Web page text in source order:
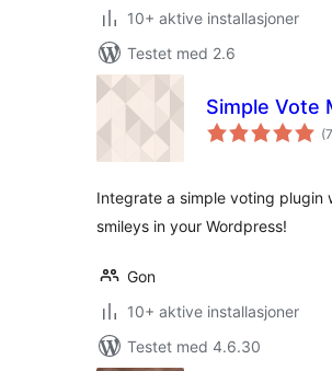
10+ aktive installasjoner
Testet med 2.6
Simple Vote
(7
Integrate a simple voting plugin
smileys in your Wordpress!
Gon
10+ aktive installasjoner
Testet med 4.6.30